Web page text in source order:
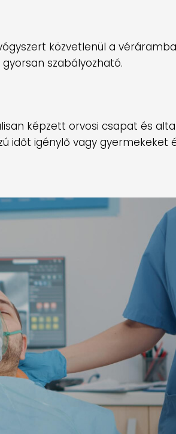
közvetlenül a
szabályozható.
képzett orvosi csapat és
időt igénylő vagy gyermekeket